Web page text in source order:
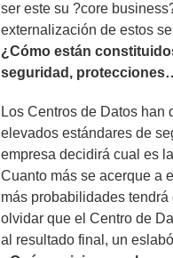
ser este su ?core
externalización de estos
¿Cómo están
seguridad,
Los Centros de Datos
elevados estándares de
empresa decidirá cual es
Cuanto más se acerque a
más probabilidades
olvidar que el Centro de
al resultado final, un